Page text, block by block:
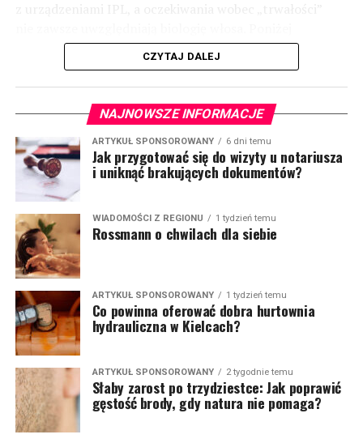
uporządkowano najważniejsze informacje: jak działa
technologia, kiedy ma uzasadnienie i o czym pamiętać
w praktyce.(więcej…)
CZYTAJ DALEJ
NAJNOWSZE INFORMACJE
ARTYKUŁ SPONSOROWANY 6 dni temu
Jak przygotować się do wizyty u notariusza
i uniknąć brakujących dokumentów?
WIADOMOŚCI Z REGIONU 1 tydzień temu
Rossmann o chwilach dla siebie
ARTYKUŁ SPONSOROWANY 1 tydzień temu
Co powinna oferować dobra hurtownia
hydrauliczna w Kielcach?
ARTYKUŁ SPONSOROWANY 2 tygodnie temu
Słaby zarost po trzydziestce: Jak poprawić
gęstość brody, gdy natura nie pomaga?